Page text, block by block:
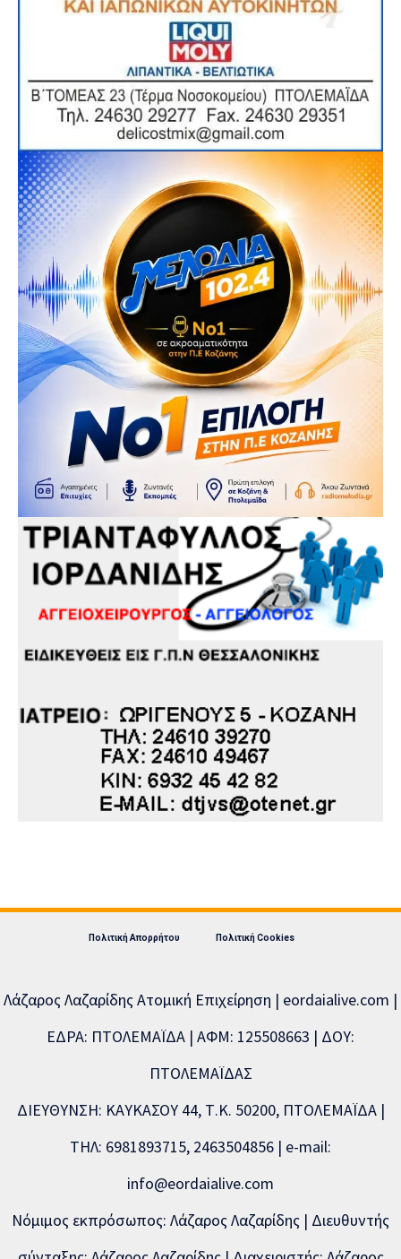
Πολιτική Απορρήτου Πολιτική Cookies
Λάζαρος Λαζαρίδης Ατομική Επιχείρηση | eordaialive.com |
ΕΔΡΑ: ΠΤΟΛΕΜΑΪΔΑ | ΑΦΜ: 125508663 | ΔΟΥ:
ΠΤΟΛΕΜΑΪΔΑΣ
ΔΙΕΥΘΥΝΣΗ: ΚΑΥΚΑΣΟΥ 44, Τ.Κ. 50200, ΠΤΟΛΕΜΑΪΔΑ |
ΤΗΛ: 6981893715, 2463504856 | e-mail:
info@eordaialive.com
Νόμιμος εκπρόσωπος: Λάζαρος Λαζαρίδης | Διευθυντής